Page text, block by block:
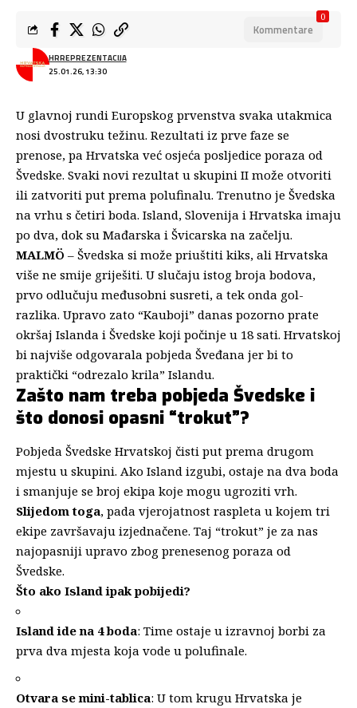
25.01.26, 13:30
HRREPREZENTACIJA
Kommentare
0
U glavnoj rundi Europskog prvenstva svaka utakmica
nosi dvostruku težinu. Rezultati iz prve faze se
prenose, pa Hrvatska već osjeća posljedice poraza od
Švedske. Svaki novi rezultat u skupini II može otvoriti
ili zatvoriti put prema polufinalu. Trenutno je Švedska
na vrhu s četiri boda. Island, Slovenija i Hrvatska imaju
po dva, dok su Mađarska i Švicarska na začelju.
MALMÖ – Švedska si može priuštiti kiks, ali Hrvatska
više ne smije griješiti. U slučaju istog broja bodova,
prvo odlučuju međusobni susreti, a tek onda gol-
razlika. Upravo zato “Kauboji” danas pozorno prate
okršaj Islanda i Švedske koji počinje u 18 sati. Hrvatskoj
bi najviše odgovarala pobjeda Šveđana jer bi to
praktički “odrezalo krila” Islandu.
Zašto nam treba pobjeda Švedske i
što donosi opasni “trokut”?
Pobjeda Švedske Hrvatskoj čisti put prema drugom
mjestu u skupini. Ako Island izgubi, ostaje na dva boda
i smanjuje se broj ekipa koje mogu ugroziti vrh.
Slijedom toga, pada vjerojatnost raspleta u kojem tri
ekipe završavaju izjednačene. Taj “trokut” je za nas
najopasniji upravo zbog prenesenog poraza od
Švedske.
Što ako Island ipak pobijedi?
Island ide na 4 boda: Time ostaje u izravnoj borbi za
prva dva mjesta koja vode u polufinale.
Otvara se mini-tablica: U tom krugu Hrvatska je